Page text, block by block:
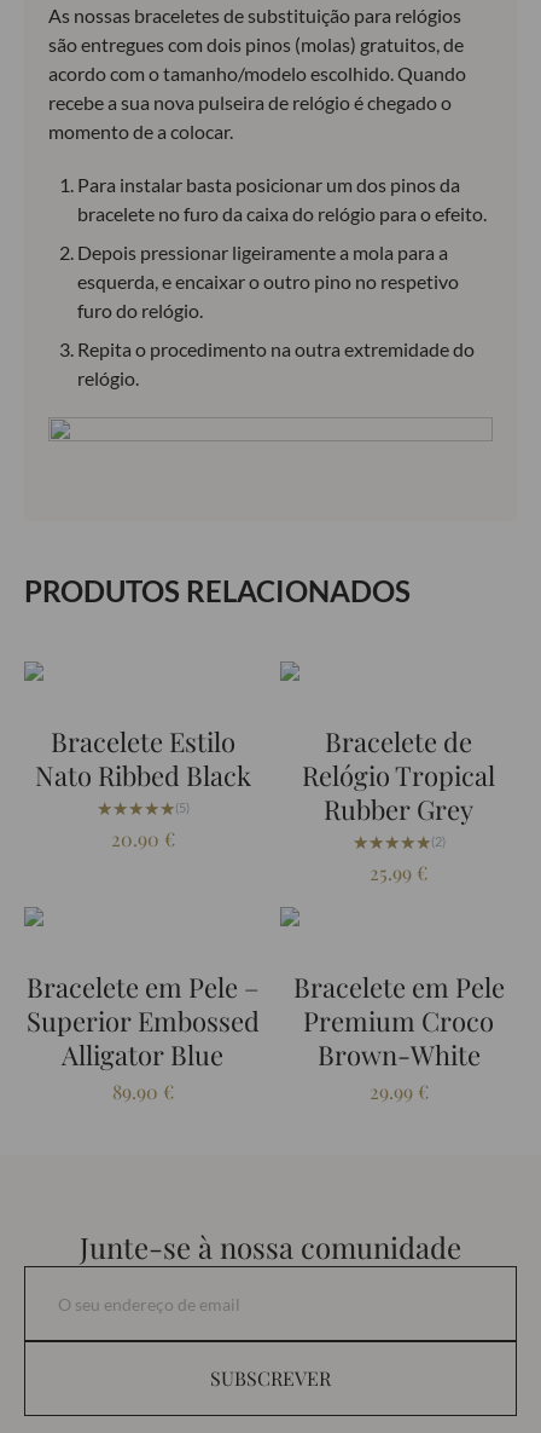
As nossas braceletes de substituição para relógios
são entregues com dois pinos (molas) gratuitos, de
acordo com o tamanho/modelo escolhido. Quando
recebe a sua nova pulseira de relógio é chegado o
momento de a colocar.
Para instalar basta posicionar um dos pinos da
bracelete no furo da caixa do relógio para o efeito.
Depois pressionar ligeiramente a mola para a
esquerda, e encaixar o outro pino no respetivo
furo do relógio.
Repita o procedimento na outra extremidade do
relógio.
PRODUTOS RELACIONADOS
Bracelete Estilo
Nato Ribbed Black
★★★★★
★★★★★(5)
20.90 €
Bracelete de
Relógio Tropical
Rubber Grey
★★★★★
★★★★★(2)
25.99 €
Bracelete em Pele –
Superior Embossed
Alligator Blue
89.90 €
Bracelete em Pele
Premium Croco
Brown-White
29.99 €
Junte-se à nossa comunidade
SUBSCREVER